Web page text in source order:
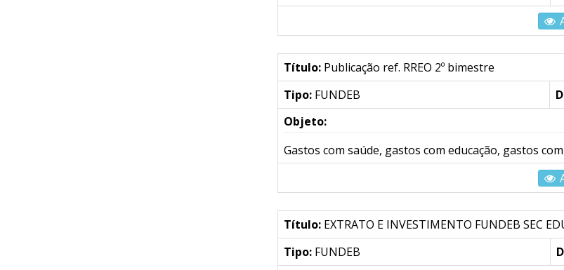
Título:Publicação ref. RREO 2º bimestre
Tipo:FUNDEB
Objeto:
Gastos com saúde, gastos com educação, gastos
Título:EXTRATO E INVESTIMENTO FUNDEB SEC
Tipo:FUNDEB